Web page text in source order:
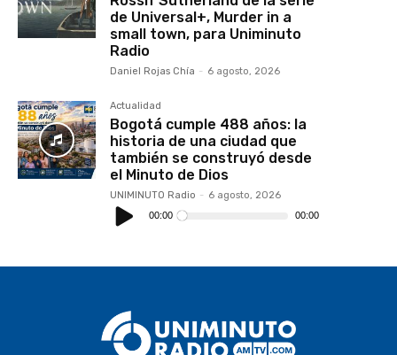
de Universal+, Murder in a
small town, para Uniminuto
Radio
Daniel Rojas Chía - 6 agosto, 2026
Actualidad
Bogotá cumple 488 años: la
historia de una ciudad que
también se construyó desde
el Minuto de Dios
UNIMINUTO Radio - 6 agosto, 2026
Reproductor
de
audio
00:00 00:00